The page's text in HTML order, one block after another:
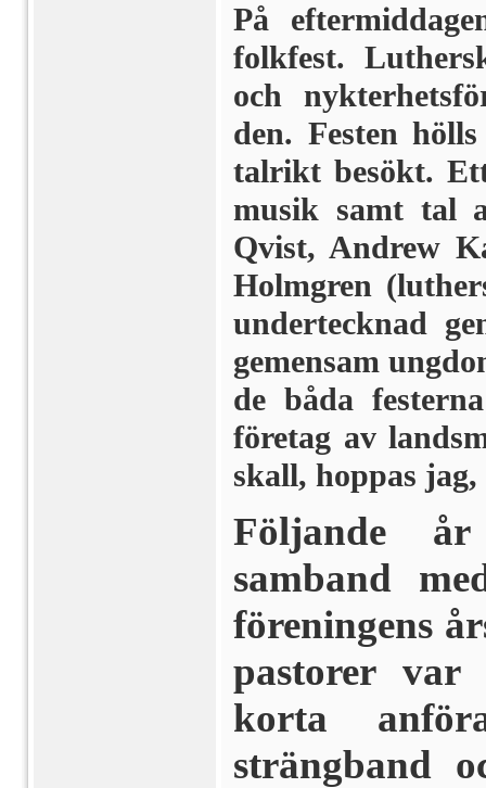
På
folkfest.
och
den. Festen
talrikt besökt.
musik samt tal
Qvist, Andrew
Holmgren
undertecknad
gemensam
de båda
företag av
skall, hoppas
Följande
samband
föreningens
pastorer var
korta
strängband